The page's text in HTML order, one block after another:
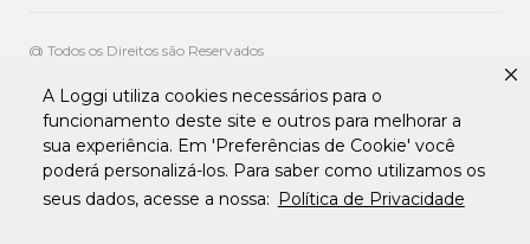
A Loggi utiliza cookies necessários para o
funcionamento deste site e outros para melhorar a
sua experiência. Em 'Preferências de Cookie' você
poderá personalizá-los. Para saber como utilizamos os
seus dados, acesse a nossa: Política de Privacidade
@ Todos os Direitos são Reservados
Aviso de privacidade aos clientes
Termos de uso para entregadores
Termos e condições de uso da plataforma transportadora Loggi
Termos e Condições de Uso de Clientes
Tratamento de Dados pessoais Para Fornecedores